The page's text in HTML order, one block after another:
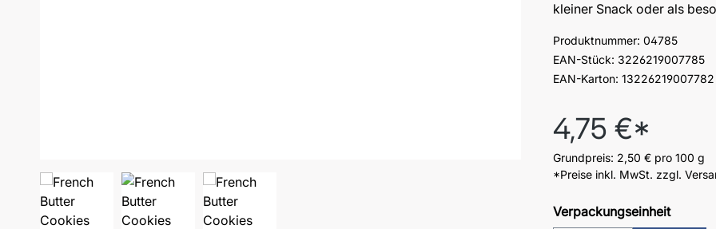
kleiner Snack oder als
Produktnummer: 04785
EAN-Stück: 3226219007785
EAN-Karton: 13226219007782
Regulärer Preis:
4,75 €*
Grundpreis: 2,50 € pro 100 g
*Preise inkl. MwSt. zzgl.
Verpackungseinheit